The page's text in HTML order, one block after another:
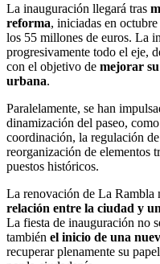
La inauguración llegará tras
reforma, iniciadas en
los 55 millones de euros. La
progresivamente todo el eje,
con el objetivo de mejorar
urbana.
Paralelamente, se han
dinamización del paseo,
coordinación, la regulación
reorganización de elementos
puestos históricos.
La renovación de La Rambla
relación entre la ciudad y
La fiesta de inauguración no
también el inicio de una
recuperar plenamente su